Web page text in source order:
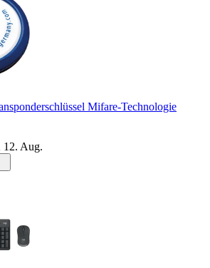
Mifare-Technologie
12. Aug.